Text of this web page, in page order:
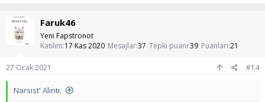
p
k
i
l
e
Faruk46
Yeni Fapstronot
Katılım 17 Kas 2020 Mesajlar37 Tepki puanı 39 Puanları 21
27 Ocak 2021 #14
Narsist' Alıntı: